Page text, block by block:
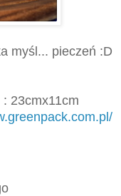
myśl... pieczeń :D
23cmx11cm